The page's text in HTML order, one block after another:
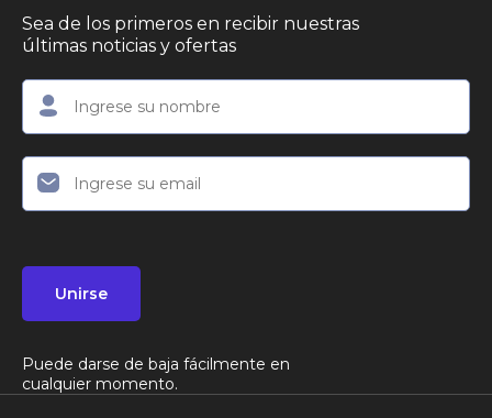
Sea de los primeros en recibir nuestras
últimas noticias y ofertas
Unirse
Puede darse de baja fácilmente en
cualquier momento.